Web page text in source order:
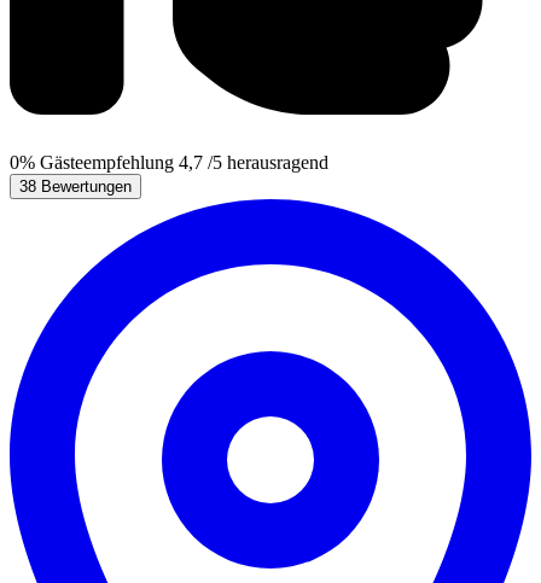
0% Gästeempfehlung 4,7 /5 herausragend
38 Bewertungen